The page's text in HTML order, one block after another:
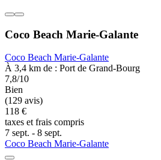
Coco Beach Marie-Galante
Coco Beach Marie-Galante
À 3,4 km de : Port de Grand-Bourg
7,8/10
Bien
(129 avis)
118 €
taxes et frais compris
7 sept. - 8 sept.
Coco Beach Marie-Galante